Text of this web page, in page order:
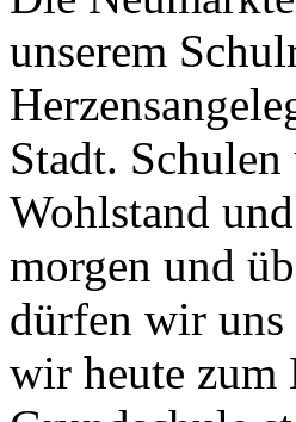
unserem
Stadt.
Wohlstand
morgen und
dürfen wir uns
wir heute zum